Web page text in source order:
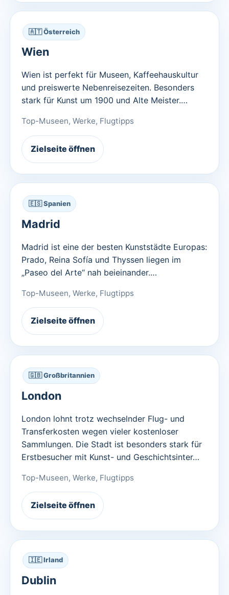
🇦🇹 Österreich
Wien
Wien ist perfekt für Museen, Kaffeehauskultur
und preiswerte Nebenreisezeiten. Besonders
stark für Kunst um 1900 und Alte Meister.…
Top-Museen, Werke, Flugtipps
Zielseite öffnen
🇪🇸 Spanien
Madrid
Madrid ist eine der besten Kunststädte Europas:
Prado, Reina Sofía und Thyssen liegen im
„Paseo del Arte“ nah beieinander.…
Top-Museen, Werke, Flugtipps
Zielseite öffnen
🇬🇧 Großbritannien
London
London lohnt trotz wechselnder Flug- und
Transferkosten wegen vieler kostenloser
Sammlungen. Die Stadt ist besonders stark für
Erstbesucher mit Kunst- und Geschichtsinter…
Top-Museen, Werke, Flugtipps
Zielseite öffnen
🇮🇪 Irland
Dublin